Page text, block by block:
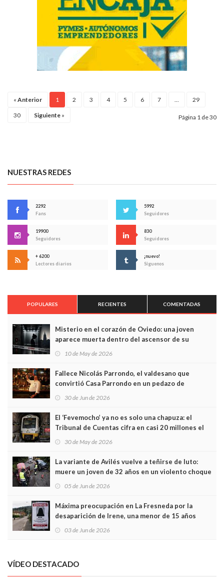
« Anterior 1 2 3 4 5 6 7 ... 29
30 Siguiente » Página 1 de 30
NUESTRAS REDES
2292
Fans
5992
Seguidores
19900
Seguidores
830
Seguidores
+ 6200
Lectores diarios
¡nuevo!
Síguenos
POPULARES RECIENTES COMENTADAS
Misterio en el corazón de Oviedo: una joven
aparece muerta dentro del ascensor de su
edificio y las cámaras captan sus últimos minutos
10 de May de 2026
Fallece Nicolás Parrondo, el valdesano que
convirtió Casa Parrondo en un pedazo de
Asturias en Madrid
30 de Jun de 2026
El ‘Fevemocho’ ya no es solo una chapuza: el
Tribunal de Cuentas cifra en casi 20 millones el
sobrecoste de los trenes que no cabían por los
30 de May de 2026
La variante de Avilés vuelve a teñirse de luto:
muere un joven de 32 años en un violento choque
frontal
05 de Jun de 2026
Máxima preocupación en La Fresneda por la
desaparición de Irene, una menor de 15 años
03 de Jun de 2026
VÍDEO DESTACADO